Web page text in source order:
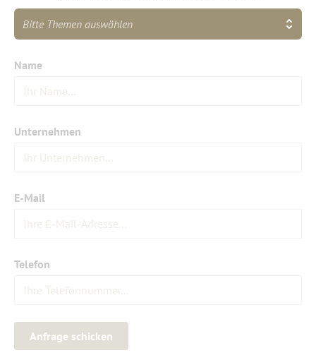
Bitte Themen auswählen
Name
Unternehmen
E-Mail
Telefon
Anfrage schicken